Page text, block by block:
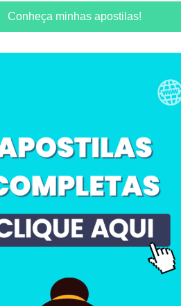
Conheça minhas apostilas!